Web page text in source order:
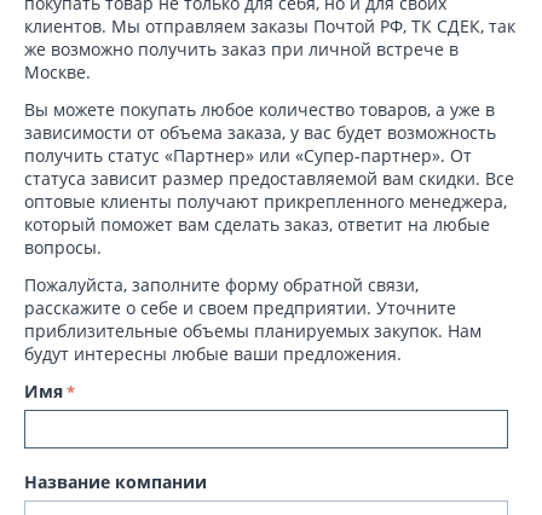
клиентов. Мы отправляем заказы Почтой РФ, ТК СДЕК, так
же возможно получить заказ при личной встрече в
Москве.
Вы можете покупать любое количество товаров, а уже в
зависимости от объема заказа, у вас будет возможность
получить статус «Партнер» или «Супер-партнер». От
статуса зависит размер предоставляемой вам скидки. Все
оптовые клиенты получают прикрепленного менеджера,
который поможет вам сделать заказ, ответит на любые
вопросы.
Пожалуйста, заполните форму обратной связи,
расскажите о себе и своем предприятии. Уточните
приблизительные объемы планируемых закупок. Нам
будут интересны любые ваши предложения.
Имя
Название компании